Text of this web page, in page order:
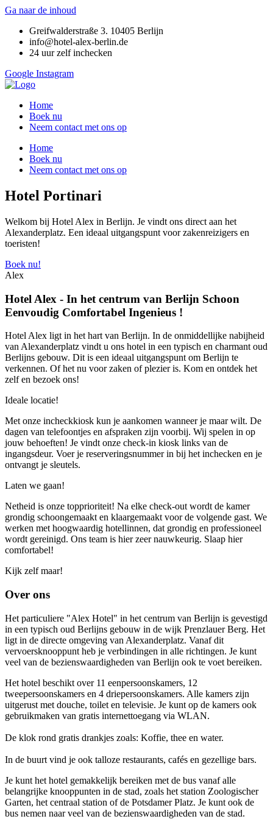
Ga naar de inhoud
Greifwalderstraße 3. 10405 Berlijn
info@hotel-alex-berlin.de
24 uur zelf inchecken
Google Instagram
Home
Boek nu
Neem contact met ons op
Home
Boek nu
Neem contact met ons op
Hotel Portinari
Welkom bij Hotel Alex in Berlijn. Je vindt ons direct aan het
Alexanderplatz. Een ideaal uitgangspunt voor zakenreizigers en
toeristen!
Boek nu!
Alex
Hotel Alex - In het centrum van Berlijn Schoon
Eenvoudig Comfortabel Ingenieus !
Hotel Alex ligt in het hart van Berlijn. In de onmiddellijke nabijheid
van Alexanderplatz vindt u ons hotel in een typisch en charmant oud
Berlijns gebouw. Dit is een ideaal uitgangspunt om Berlijn te
verkennen. Of het nu voor zaken of plezier is. Kom en ontdek het
zelf en bezoek ons!
Ideale locatie!
Met onze incheckkiosk kun je aankomen wanneer je maar wilt. De
dagen van telefoontjes en afspraken zijn voorbij. Wij spelen in op
jouw behoeften! Je vindt onze check-in kiosk links van de
ingangsdeur. Voer je reserveringsnummer in bij het inchecken en je
ontvangt je sleutels.
Laten we gaan!
Netheid is onze topprioriteit! Na elke check-out wordt de kamer
grondig schoongemaakt en klaargemaakt voor de volgende gast. We
werken met hoogwaardig hotellinnen, dat grondig en professioneel
wordt gereinigd. Ons team is hier zeer nauwkeurig. Slaap hier
comfortabel!
Kijk zelf maar!
Over ons
Het particuliere "Alex Hotel" in het centrum van Berlijn is gevestigd
in een typisch oud Berlijns gebouw in de wijk Prenzlauer Berg. Het
ligt in de directe omgeving van Alexanderplatz. Vanaf dit
vervoersknooppunt heb je verbindingen in alle richtingen. Je kunt
veel van de bezienswaardigheden van Berlijn ook te voet bereiken.
Het hotel beschikt over 11 eenpersoonskamers, 12
tweepersoonskamers en 4 driepersoonskamers. Alle kamers zijn
uitgerust met douche, toilet en televisie. Je kunt op de kamers ook
gebruikmaken van gratis internettoegang via WLAN.
De klok rond gratis drankjes zoals: Koffie, thee en water.
In de buurt vind je ook talloze restaurants, cafés en gezellige bars.
Je kunt het hotel gemakkelijk bereiken met de bus vanaf alle
belangrijke knooppunten in de stad, zoals het station Zoologischer
Garten, het centraal station of de Potsdamer Platz. Je kunt ook de
bus nemen naar veel van de bezienswaardigheden van de stad.